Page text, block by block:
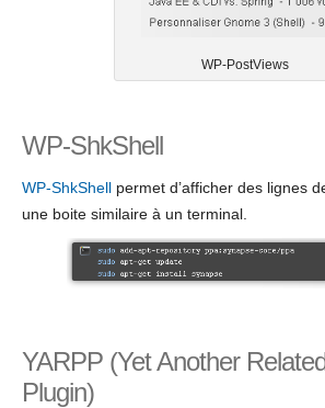
WP-PostViews
WP-ShkShell
WP-ShkShell permet d’afficher des lignes
une boite similaire à un terminal.
YARPP (Yet Another
Plugin)